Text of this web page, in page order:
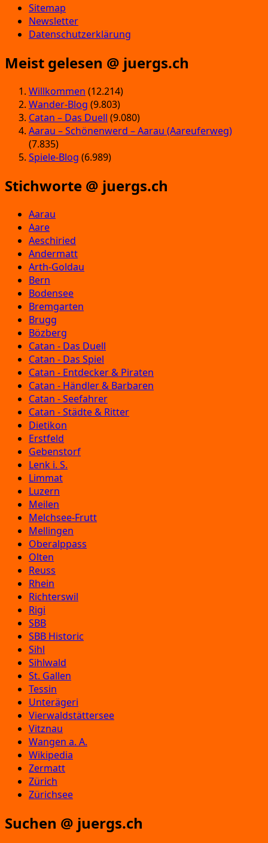
Sitemap
Newsletter
Datenschutzerklärung
Meist gelesen @ juergs.ch
Willkommen (12.214)
Wander-Blog (9.803)
Catan – Das Duell (9.080)
Aarau – Schönenwerd – Aarau (Aareuferweg)
(7.835)
Spiele-Blog (6.989)
Stichworte @ juergs.ch
Aarau
Aare
Aeschiried
Andermatt
Arth-Goldau
Bern
Bodensee
Bremgarten
Brugg
Bözberg
Catan - Das Duell
Catan - Das Spiel
Catan - Entdecker & Piraten
Catan - Händler & Barbaren
Catan - Seefahrer
Catan - Städte & Ritter
Dietikon
Erstfeld
Gebenstorf
Lenk i. S.
Limmat
Luzern
Meilen
Melchsee-Frutt
Mellingen
Oberalppass
Olten
Reuss
Rhein
Richterswil
Rigi
SBB
SBB Historic
Sihl
Sihlwald
St. Gallen
Tessin
Unterägeri
Vierwaldstättersee
Vitznau
Wangen a. A.
Wikipedia
Zermatt
Zürich
Zürichsee
Suchen @ juergs.ch